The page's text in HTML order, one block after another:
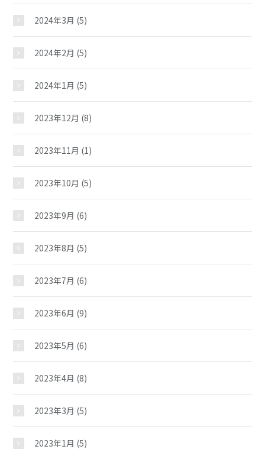
おしらせ
イベント
スケジュール
施設紹介
ギャラリー
教室紹介
夢ステーション
2024年3月 (5)
2024年2月 (5)
2024年1月 (5)
2023年12月 (8)
2023年11月 (1)
2023年10月 (5)
2023年9月 (6)
2023年8月 (5)
2023年7月 (6)
2023年6月 (9)
2023年5月 (6)
2023年4月 (8)
2023年3月 (5)
2023年1月 (5)